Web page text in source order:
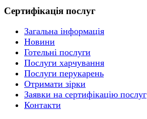
Сертифікація послуг
Загальна інформація
Новини
Готельні послуги
Послуги харчування
Послуги перукарень
Отримати зірки
Заявки на сертифікацію послуг
Контакти